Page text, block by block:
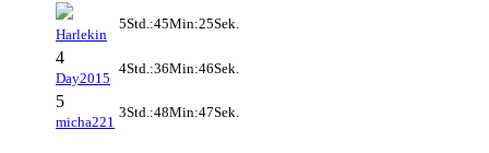
Harlekin
5Std.:45Min:25Sek.
4
Day2015
4Std.:36Min:46Sek.
5
micha221
3Std.:48Min:47Sek.